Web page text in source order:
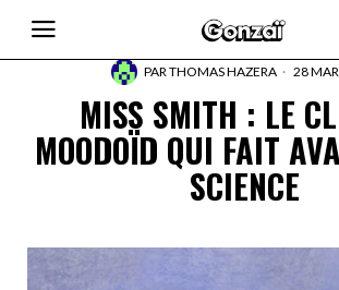
PARTHOMAS HAZERA 28
MISS SMITH : LE
MOODOÏD QUI FAIT
SCIENCE